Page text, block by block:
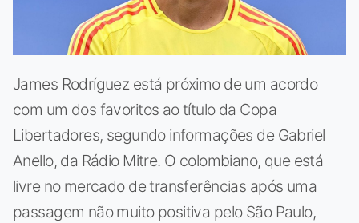
James Rodríguez está próximo de um acordo
com um dos favoritos ao título da Copa
Libertadores, segundo informações de Gabriel
Anello, da Rádio Mitre. O colombiano, que está
livre no mercado de transferências após uma
passagem não muito positiva pelo São Paulo,